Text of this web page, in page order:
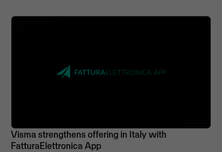
Visma strengthens offering in Italy with
FatturaElettronica App